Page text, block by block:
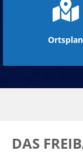
Ortsplan
DAS